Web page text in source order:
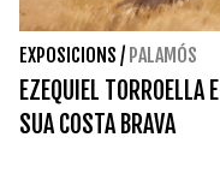
EXPOSICIONS / PALAMÓS
EZEQUIEL TORROELLA E
SUA COSTA BRAVA